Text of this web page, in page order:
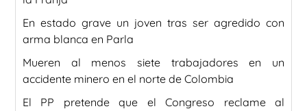
En estado grave un joven tras ser agredido con
arma blanca en Parla
Mueren al menos siete trabajadores en un
accidente minero en el norte de Colombia
El PP pretende que el Congreso reclame al